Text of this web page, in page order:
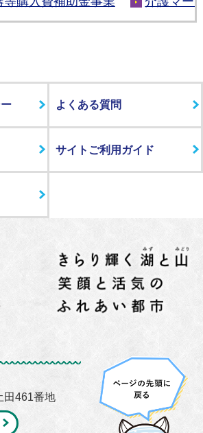
よくある質問
サイトご利用ガイド
田461番地